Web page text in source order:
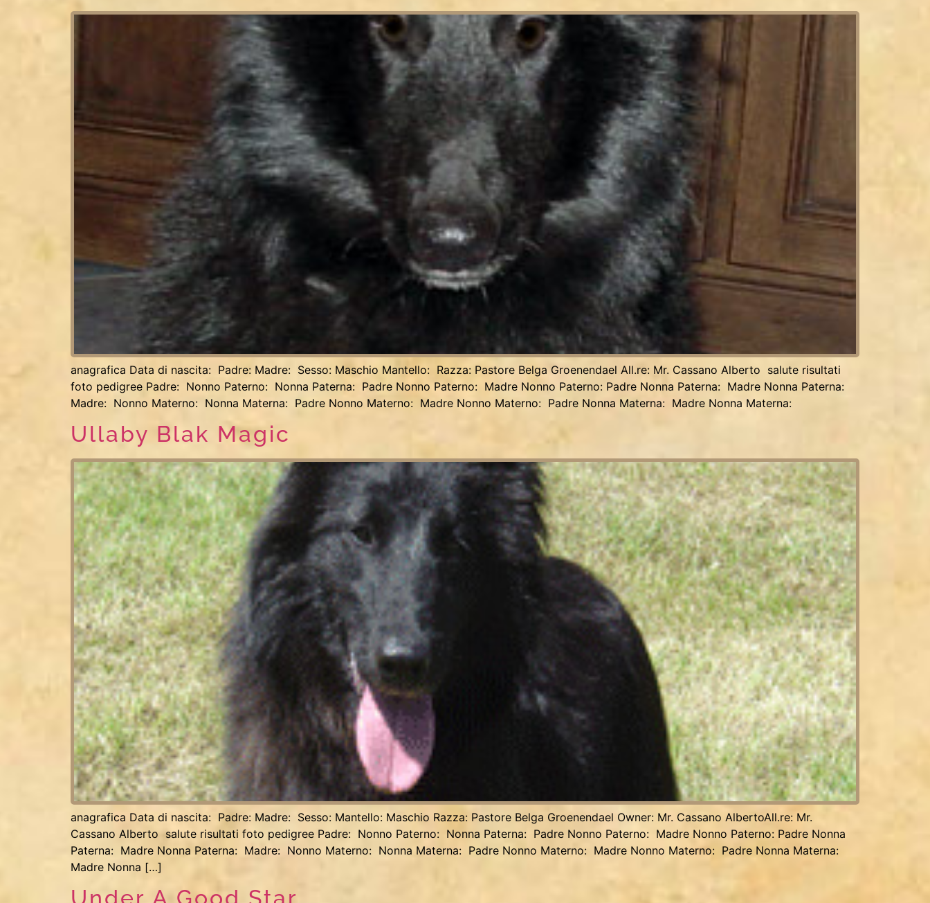
anagrafica Data di nascita: Padre: Madre: Sesso: Maschio Mantello: Razza: Pastore Belga Groenendael All.re: Mr. Cassano Alberto salute risultati
foto pedigree Padre: Nonno Paterno: Nonna Paterna: Padre Nonno Paterno: Madre Nonno Paterno: Padre Nonna Paterna: Madre Nonna Paterna:
Madre: Nonno Materno: Nonna Materna: Padre Nonno Materno: Madre Nonno Materno: Padre Nonna Materna: Madre Nonna Materna:
Ullaby Blak Magic
anagrafica Data di nascita: Padre: Madre: Sesso: Mantello: Maschio Razza: Pastore Belga Groenendael Owner: Mr. Cassano AlbertoAll.re: Mr.
Cassano Alberto salute risultati foto pedigree Padre: Nonno Paterno: Nonna Paterna: Padre Nonno Paterno: Madre Nonno Paterno: Padre Nonna
Paterna: Madre Nonna Paterna: Madre: Nonno Materno: Nonna Materna: Padre Nonno Materno: Madre Nonno Materno: Padre Nonna Materna:
Madre Nonna […]